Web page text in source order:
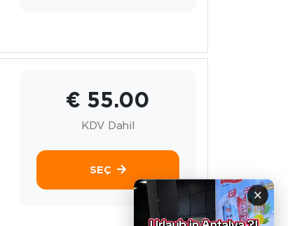
×
€ 55.00
KDV Dahil
SEÇ